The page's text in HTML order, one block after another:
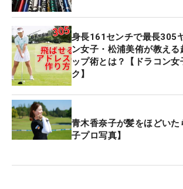
身長161センチで最長305
ン女子・松浦美侑が教え
ップ術とは？【ドラコン
ク】
青木香奈子が髪をほどいた
子プロ写真】